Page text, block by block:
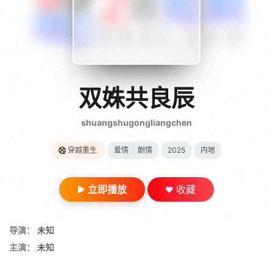
{if condition="$obj.vod_points
28短剧
双姝共良辰
shuangshugongliangchen
穿越重生 爱情 剧情 2025 内地
立即播放 收藏
导演：
未知
主演：
未知